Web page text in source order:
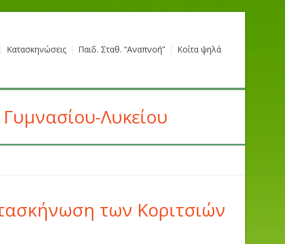
Κατασκηνώσεις Παιδ. Σταθ. “Αναπνοή” Κοίτα ψηλά
Λυκείου
των Κοριτσιών